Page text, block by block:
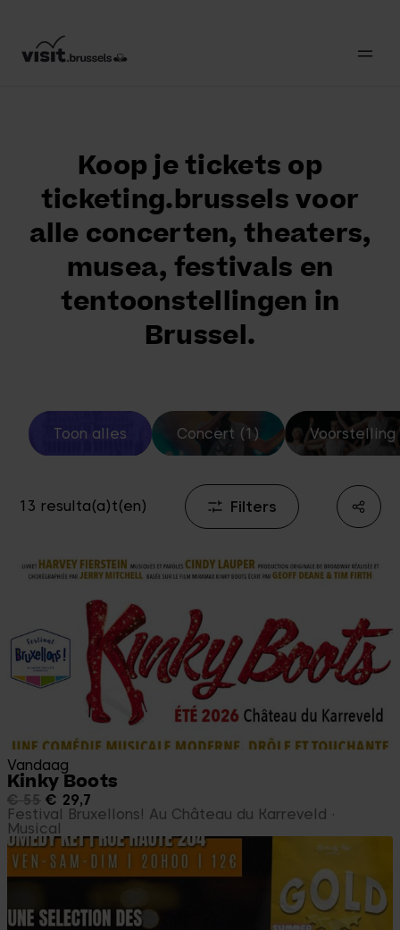
Koop je tickets op
ticketing.brussels voor
alle concerten, theaters,
musea, festivals en
tentoonstellingen in
Brussel.
Toon alles Concert (1) Voorstelling
13 resulta(a)t(en) Filters
Vandaag
Kinky Boots
€ 55 € 29,7
Festival Bruxellons! Au Château du Karreveld
Musical